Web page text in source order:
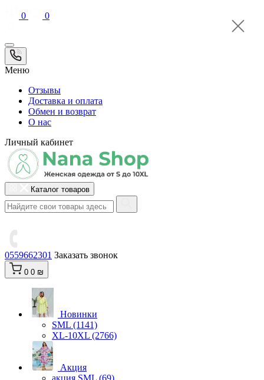
0 0
Меню
Отзывы
Доставка и оплата
Обмен и возврат
О нас
Личный кабинет
Каталог товаров
0559662301 Заказать звонок
0 0 ₪
Новинки
SML (1141)
XL-10XL (2766)
Акция
акция SML (69)